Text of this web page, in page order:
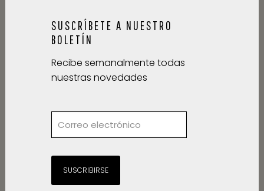
SUSCRÍBETE A NUESTRO
BOLETÍN
Recibe semanalmente todas
nuestras novedades
SUSCRIBIRSE